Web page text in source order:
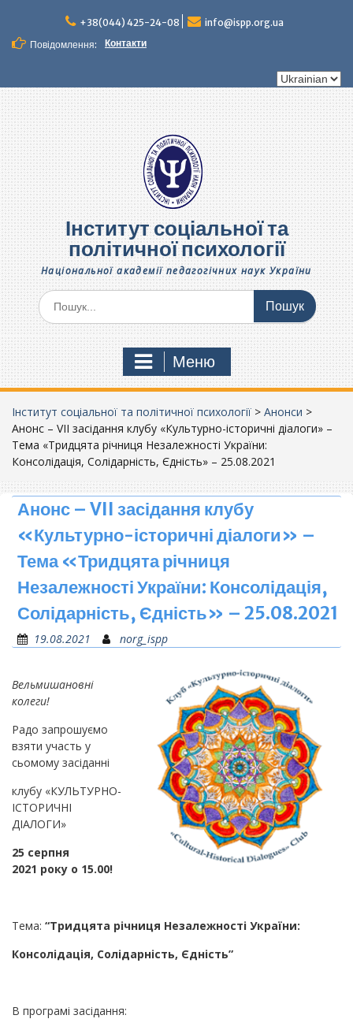
вмісту
+38(044) 425-24-08
info@ispp.org.ua
Повідомлення:
Контакти
Вибрати
Інститут соціальної та
політичної психології
Національної академії педагогічних наук України
Шукати:
Меню
Інститут соціальної та політичної психології > Анонси >
Анонс – VII засідання клубу «Культурно-історичні діалоги» –
Тема «Тридцята річниця Незалежності України:
Консолідація, Солідарність, Єдність» – 25.08.2021
Анонс – VII засідання клубу
«Культурно-історичні діалоги» –
Тема «Тридцята річниця
Незалежності України: Консолідація,
Солідарність, Єдність» – 25.08.2021
19.08.2021 norg_ispp
Вельмишановні
колеги!
Радо запрошуємо
взяти участь у
сьомому засіданні
клубу «КУЛЬТУРНО-
ІСТОРИЧНІ
ДІАЛОГИ»
25 серпня
2021 року о 15.00!
Тема: “Тридцята річниця Незалежності України:
Консолідація, Солідарність, Єдність”
В програмі засідання: